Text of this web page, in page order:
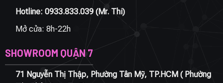
Hotline: 0933.833.039(Mr. Thi)
Mở cửa: 8h-22h
SHOWROOM QUẬN 7
71 Nguyễn Thị Thập, Phường Tân Mỹ, TP.HCM ( Phường